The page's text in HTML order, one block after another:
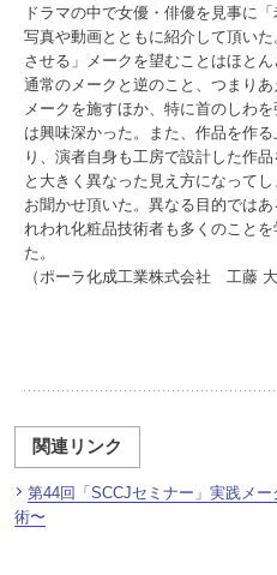
ドラマの中で女優・俳優を見事に
写真や動画とともに紹介して頂い
させる」メークを望むことはほと
通常のメークと逆のこと、つまり
メークを施すほか、特に首のしわ
は興味深かった。また、作品を作
り、演者自身も工房で設計した作
と大きく異なった見え方になって
お聞かせ頂いた。異なる目的では
れわれ化粧品技術者も多くのこと
た。
（ポーラ化成工業株式会社 工藤 大
関連リンク
第44回「SCCJセミナー」実践メ
術〜